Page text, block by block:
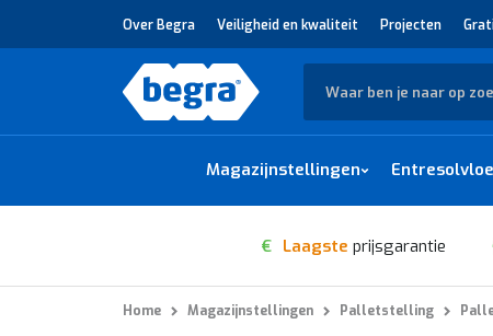
Over Begra Veiligheid en kwaliteit Projecten
Zoek
Magazijnstellingen
€ Laagste prijsgarantie
Home Magazijnstellingen Palletstelling